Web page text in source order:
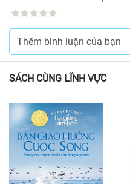
SÁCH CÙNG LĨNH VỰC